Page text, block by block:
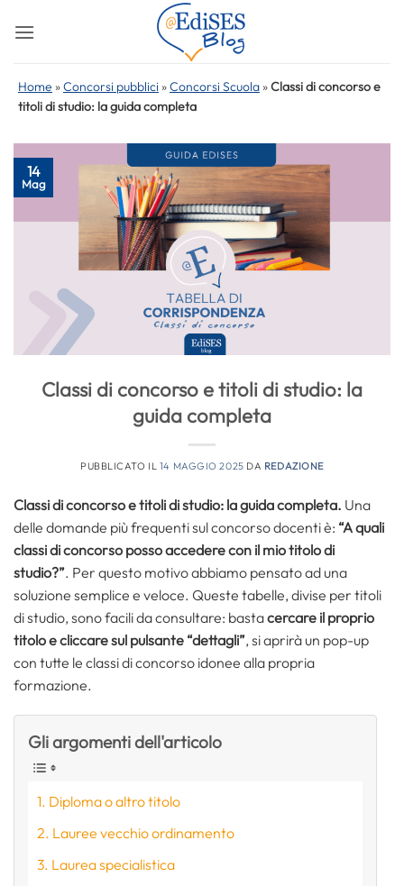
Home »Concorsi pubblici »Concorsi Scuola »Classi di concorso e
titoli di studio: la guida completa
14
Mag
Classi di concorso e titoli di studio: la
guida completa
PUBBLICATO IL 14 MAGGIO 2025 DA REDAZIONE
Classi di concorso e titoli di studio: la guida completa. Una
delle domande più frequenti sul concorso docenti è: “A quali
classi di concorso posso accedere con il mio titolo di
studio?”. Per questo motivo abbiamo pensato ad una
soluzione semplice e veloce. Queste tabelle, divise per titoli
di studio, sono facili da consultare: bastacercare il proprio
titolo e cliccare sul pulsante “dettagli”, si aprirà un pop-up
con tutte le classi di concorso idonee alla propria
formazione.
Gli argomenti dell'articolo
Diploma o altro titolo
Lauree vecchio ordinamento
Laurea specialistica